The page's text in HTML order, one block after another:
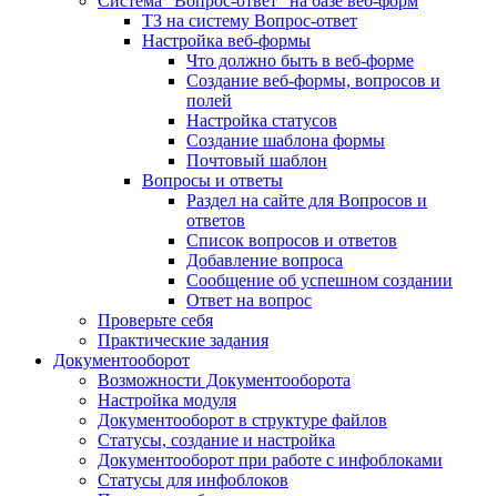
ТЗ на систему Вопрос-ответ
Настройка веб-формы
Что должно быть в веб-форме
Создание веб-формы, вопросов и
полей
Настройка статусов
Создание шаблона формы
Почтовый шаблон
Вопросы и ответы
Раздел на сайте для Вопросов и
ответов
Список вопросов и ответов
Добавление вопроса
Сообщение об успешном создании
Ответ на вопрос
Проверьте себя
Практические задания
Документооборот
Возможности Документооборота
Настройка модуля
Документооборот в структуре файлов
Статусы, создание и настройка
Документооборот при работе с инфоблоками
Статусы для инфоблоков